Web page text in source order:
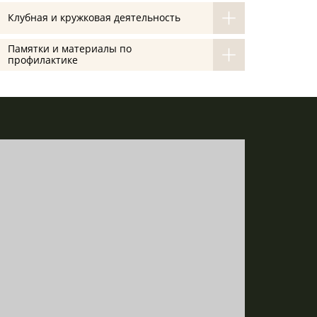
Клубная и кружковая деятельность
Памятки и материалы по
профилактике